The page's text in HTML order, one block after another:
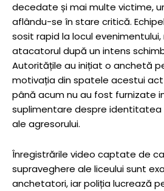
decedate și mai multe victime,
aflându-se în stare critică.
sosit rapid la locul
atacatorul după un intens
Autoritățile au inițiat o anchetă
motivația din spatele acestui
până acum nu au fost furnizate
suplimentare despre identitatea
ale agresorului.
Înregistrările video captate de
supraveghere ale liceului sunt
anchetatori, iar poliția lucrează